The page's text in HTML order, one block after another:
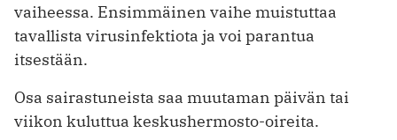
vaiheessa. Ensimmäinen vaihe muistuttaa
tavallista virusinfektiota ja voi parantua
itsestään.
Osa sairastuneista saa muutaman päivän tai
viikon kuluttua keskushermosto-oireita.